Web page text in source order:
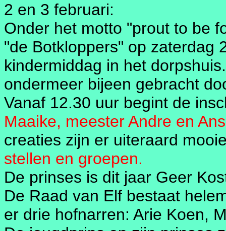
2 en 3 februari:
Onder het motto "prout to be
"de Botkloppers" op zaterdag
kindermiddag in het
ondermeer bijeen gebracht
Vanaf 12.30 uur begint de
Maaike, meester Andre en
creaties zijn er uiteraard
stellen en groepen.
De prinses is dit jaar Geer
De Raad van Elf bestaat
er drie hofnarren: Arie Koen,